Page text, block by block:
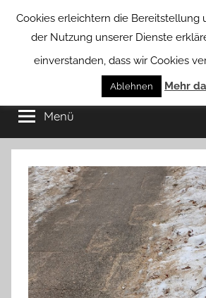
Borstel
von
Groß
Borstel
Menü
Cookies erleichtern die Bereitstellung
der Nutzung unserer Dienste
einverstanden, dass wir Cookies
Ablehnen Mehr